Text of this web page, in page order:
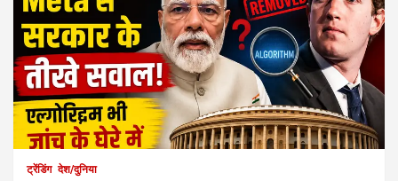
ट्रेंडिंग देश/दुनिया